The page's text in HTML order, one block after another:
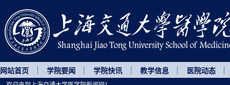
网站首页 学院要闻 学院快讯 教学信息 医院动态